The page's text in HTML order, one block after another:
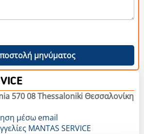
μηνύματος
570 08 Thessaloniki Θεσσαλονίκη
μέσω email
MANTAS SERVICE